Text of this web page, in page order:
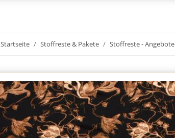
Startseite Stoffreste & Pakete Stoffreste - Angebote